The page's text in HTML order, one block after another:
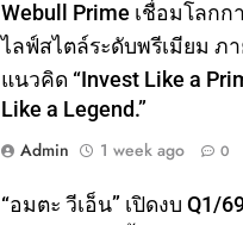
Webull Prime เชื่อมโลกก
ไลฟ์สไตล์ระดับพรีเมียม ภ
แนวคิด “Invest Like a
Like a Legend.”
Admin
1 week ago 0
“อมตะ วีเอ็น” เปิดงบ Q1/